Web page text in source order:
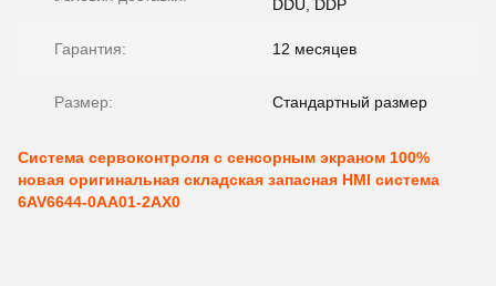
DDU, DDP
Гарантия: 12 месяцев
Размер: Стандартный размер
Система сервоконтроля с сенсорным экраном 100%
новая оригинальная складская запасная HMI система
6AV6644-0AA01-2AX0